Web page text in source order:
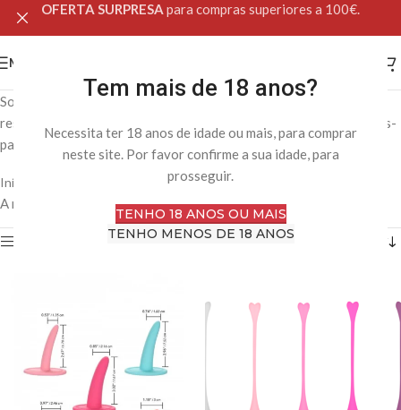
Tem mais de 18 anos?
Necessita ter 18 anos de idade ou mais, para comprar
neste site. Por favor confirme a sua idade, para
prosseguir.
TENHO 18 ANOS OU MAIS
TENHO MENOS DE 18 ANOS
OFERTA SURPRESA para compras superiores a 100€.
MENU
Soluções específicas de cuidado íntimo, desenvolvidas para
responder a necessidades particulares, como fases hormonais, pós-
parto ou cuidados preventivos especializados.
Início Saúde Intima Tratamentos & Cuidados
A mostrar todos os 4 resultados